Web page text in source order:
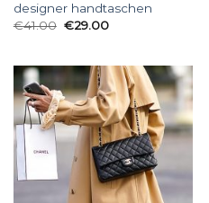
designer handtaschen
€41.00 €29.00